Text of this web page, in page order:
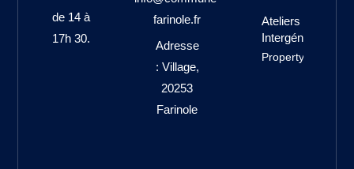
de 14 à
17h 30.
farinole.fr
Adresse
: Village,
20253
Farinole
Ateliers
Property Info